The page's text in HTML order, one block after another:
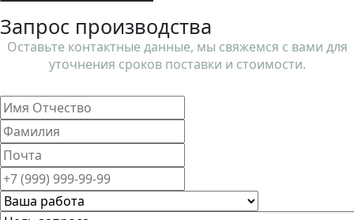
Запрос производства
Оставьте контактные данные, мы свяжемся с вами для
уточнения сроков поставки и стоимости.